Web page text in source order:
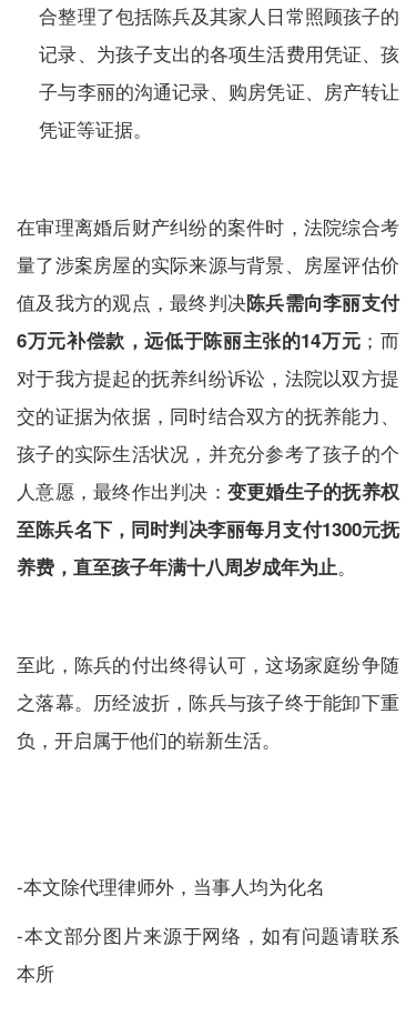
合整理了包括陈兵及其家人日常照顾孩子的
记录、为孩子支出的各项生活费用凭证、孩
子与李丽的沟通记录、购房凭证、房产转让
凭证等证据。
在审理离婚后财产纠纷的案件时，法院综合考
量了涉案房屋的实际来源与背景、房屋评估价
值及我方的观点，最终判决陈兵需向李丽支付
6万元补偿款，远低于陈丽主张的14万元 ；而
对于我方提起的抚养纠纷诉讼，法院以双方提
交的证据为依据，同时结合双方的抚养能力、
孩子的实际生活状况，并充分参考了孩子的个
人意愿，最终作出判决： 变更婚生子的抚养权
至陈兵名下，同时判决李丽每月支付1300元抚
养费，直至孩子年满十八周岁成年为止。
至此，陈兵的付出终得认可，这场家庭纷争随
之落幕。历经波折，陈兵与孩子终于能卸下重
负，开启属于他们的崭新生活。
-本文除代理律师外，当事人均为化名
-本文部分图片来源于网络，如有问题请联系
本所